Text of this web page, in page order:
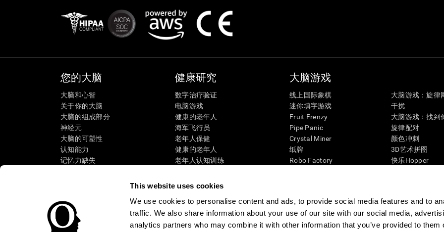
This website uses cookies
We use cookies to personalise content and ads, to provide social media features and to
traffic. We also share information about your use of our site with our social media,
analytics partners who may combine it with other information that you’ve provided to them
您的大脑
大脑和心智
关于你的大脑
大脑的组成部分
神经元
大脑的可塑性
认知能力
记忆力缺失
感知
注意
健康研究
数字治疗验证
电脑游戏
健康的老年人
海军飞行员
老年人保健
健康的老年人
老年人认知训练
大脑游戏
线上国际象棋
迷你填字游戏
Fruit Frenzy
Pipe Panic
Crystal Miner
纸牌
Robo Factory
匹配它！
Space Rescue
疯狂的数字
大脑游戏：旋律
干扰
大脑游戏：找到
旋律配对
颜色冲刺
3D艺术拼图
快乐Hopper
益智心理游戏
在线记忆游戏
大脑游戏